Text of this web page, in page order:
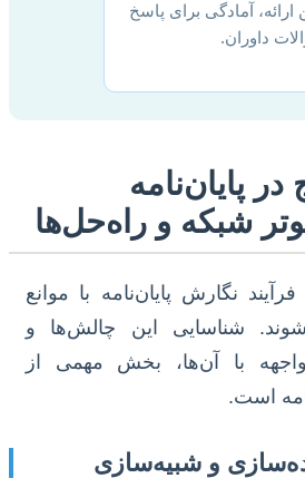
ارائه، آمادگی برای پاسخ
داوران.
پایان‌نامه
شبکه و راه‌حل‌ها
نگارش پایان‌نامه با موانع
شناسایی این چالش‌ها و
با آن‌ها، بخش مهمی از
است.
و شبیه‌سازی